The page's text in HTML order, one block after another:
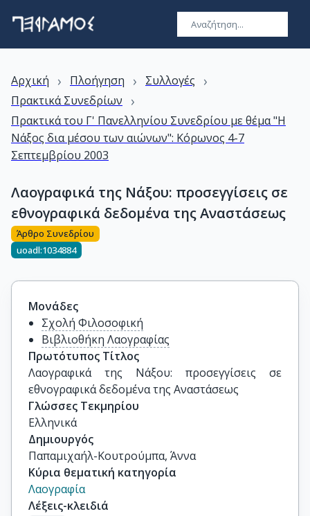
Αρχική › Πλοήγηση › Συλλογές ›
Πρακτικά Συνεδρίων ›
Πρακτικά του Γ' Πανελληνίου Συνεδρίου με θέμα "Η
Νάξος δια μέσου των αιώνων": Κόρωνος 4-7
Σεπτεμβρίου 2003
Λαογραφικά της Νάξου: προσεγγίσεις σε
εθνογραφικά δεδομένα της Αναστάσεως
Άρθρο Συνεδρίου
uoadl:1034884
Μονάδες
Σχολή Φιλοσοφική
Βιβλιοθήκη Λαογραφίας
Πρωτότυπος Τίτλος
Λαογραφικά της Νάξου: προσεγγίσεις σε
εθνογραφικά δεδομένα της Αναστάσεως
Γλώσσες Τεκμηρίου
Ελληνικά
Δημιουργός
Παπαμιχαήλ-Κουτρούμπα, Άννα
Κύρια θεματική κατηγορία
Λαογραφία
Λέξεις-κλειδιά